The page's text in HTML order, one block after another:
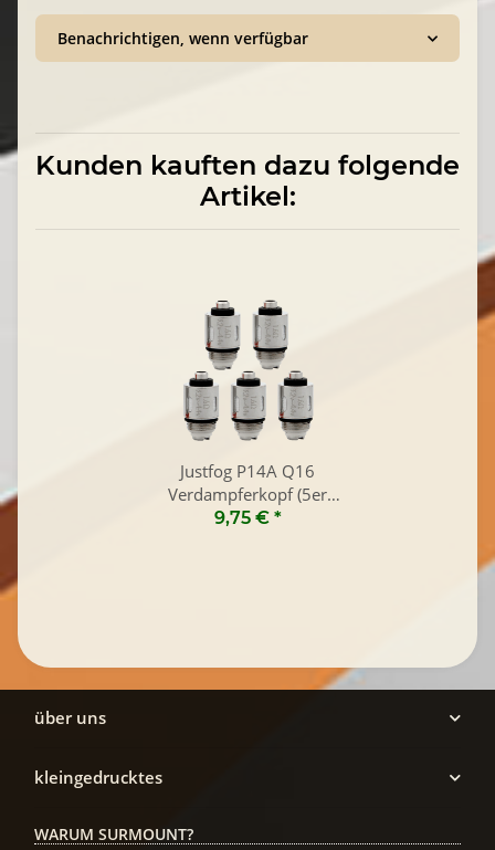
Benachrichtigen, wenn verfügbar
Kunden kauften dazu folgende
Artikel:
Justfog P14A Q16
Verdampferkopf (5er
Pack)
9,75 € *
über uns
kleingedrucktes
WARUM SURMOUNT?